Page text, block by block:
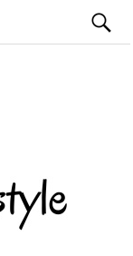
Szukaj: